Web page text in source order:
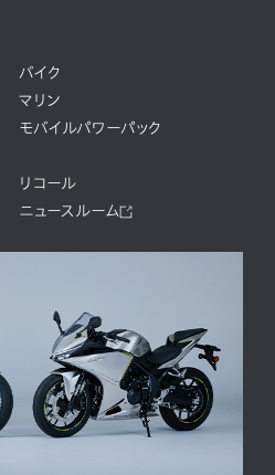
バイク
マリン
モバイルパワーパック
リコール
ニュースルーム